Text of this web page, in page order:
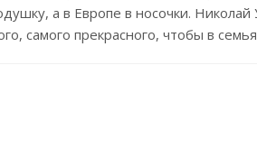
а в Европе в носочки.
самого прекрасного, чтобы в